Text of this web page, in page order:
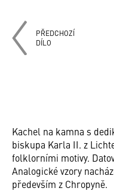
PŘEDCHOZÍ
DÍLO
Kachel na kamna s
biskupa Karla II. z
folklorními motivy.
Analogické vzory
především z Chropyně.